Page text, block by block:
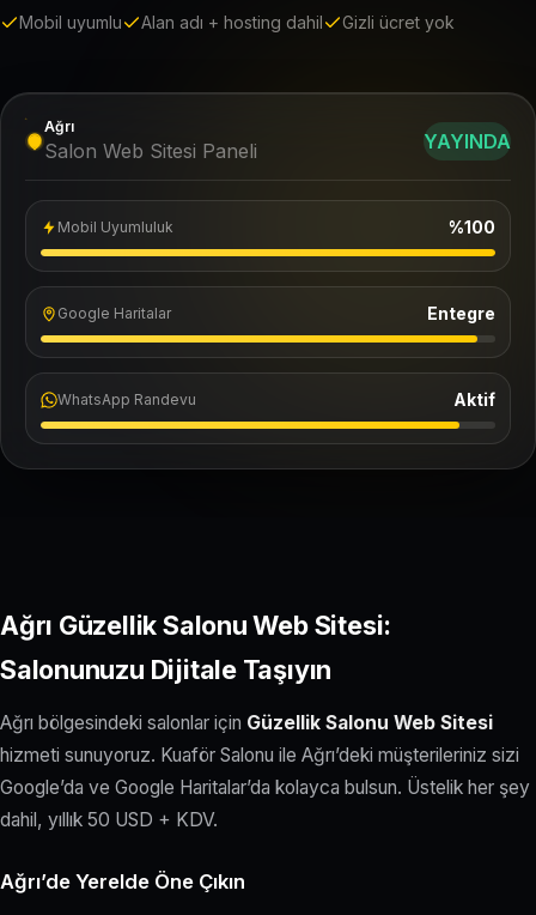
Mobil uyumlu Alan adı + hosting dahil Gizli ücret yok
Ağrı
Salon Web Sitesi Paneli YAYINDA
Mobil Uyumluluk %100
Google Haritalar Entegre
WhatsApp Randevu Aktif
Ağrı Güzellik Salonu Web Sitesi:
Salonunuzu Dijitale Taşıyın
Ağrı bölgesindeki salonlar için Güzellik Salonu Web Sitesi
hizmeti sunuyoruz. Kuaför Salonu ile Ağrı’deki müşterileriniz sizi
Google’da ve Google Haritalar’da kolayca bulsun. Üstelik her şey
dahil, yıllık 50 USD + KDV.
Ağrı’de Yerelde Öne Çıkın